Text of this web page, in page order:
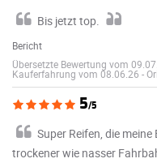
Bis jetzt top.
Bericht
Übersetzte Bewertung vom
Kauferfahrung vom 08.06.26 -
5/5
Super Reifen, die
trockener wie nasser